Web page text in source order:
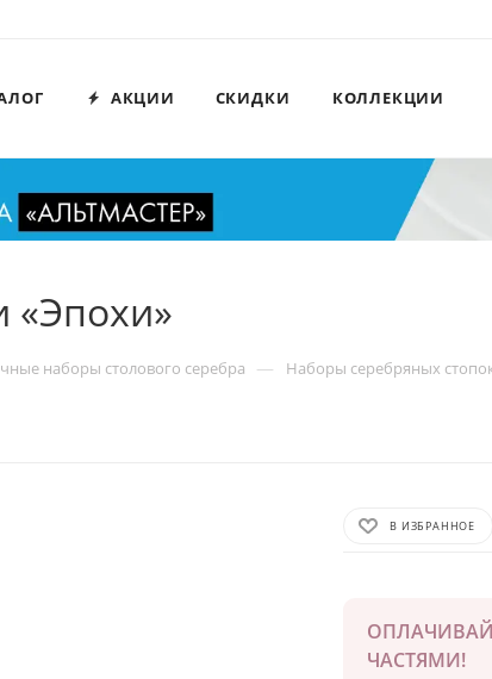
АКЦИИ СКИДКИ КОЛЛЕКЦИИ
«Эпохи»
наборы столового серебра — Наборы серебряных
В ИЗБРАННОЕ
ЧАСТЯМИ!